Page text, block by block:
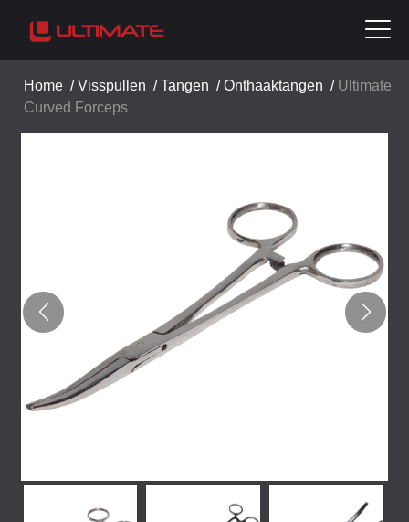
Home /Visspullen /Tangen /Onthaaktangen / Ultimate
Curved Forceps